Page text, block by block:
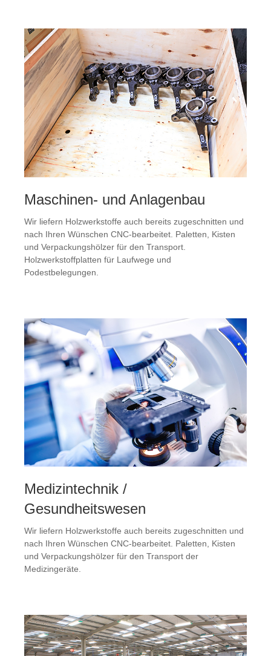
Maschinen- und Anlagenbau
Wir liefern Holzwerkstoffe auch bereits zugeschnitten und
nach Ihren Wünschen CNC-bearbeitet. Paletten, Kisten
und Verpackungshölzer für den Transport.
Holzwerkstoffplatten für Laufwege und
Podestbelegungen.
Medizintechnik /
Gesundheitswesen
Wir liefern Holzwerkstoffe auch bereits zugeschnitten und
nach Ihren Wünschen CNC-bearbeitet. Paletten, Kisten
und Verpackungshölzer für den Transport der
Medizingeräte.